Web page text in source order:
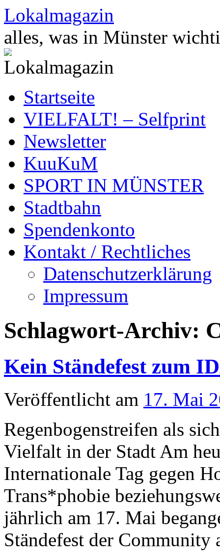
Zum
Inhalt
springen
Lokalmagazin
alles, was in Münster
Startseite
VIELFALT! – Selfprint
Newsletter
KuuKuM
SPORT IN MÜNSTER
Stadtbahn
Spendenkonto
Kontakt / Rechtliches
Datenschutzerklärung
Impressum
Schlagwort-Archiv:
Kein Ständefest zum
Veröffentlicht am 17. Mai
Regenbogenstreifen als
Vielfalt in der Stadt Am
Internationale Tag gegen
Trans*phobie
jährlich am 17. Mai
Ständefest der